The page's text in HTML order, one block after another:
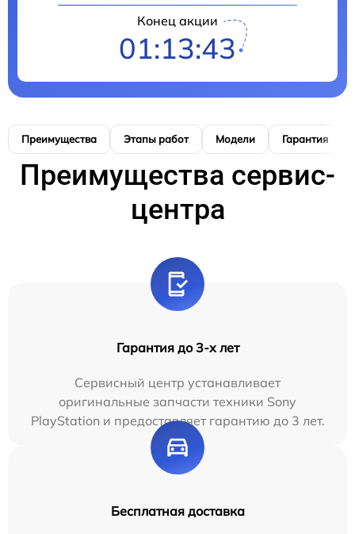
Конец акции
01:13:42
Преимущества Этапы работ Модели Гарантия
Преимущества сервис-
центра
Гарантия до 3-х лет
Сервисный центр устанавливает
оригинальные запчасти техники Sony
PlayStation и предоставляет гарантию до 3 лет.
Бесплатная доставка